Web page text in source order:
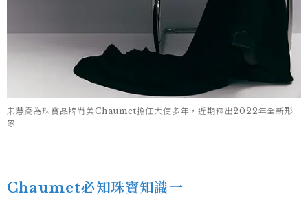
宋慧喬為珠寶品牌尚美Chaumet擔任大使多年，近期釋出2022年全新形
象
Chaumet必知珠寶知識一